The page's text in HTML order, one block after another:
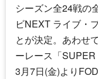
シーズン全24戦の
ビNEXT ライブ・
とが決定。あわせ
ーレース「SUPER
3月7日(金)より